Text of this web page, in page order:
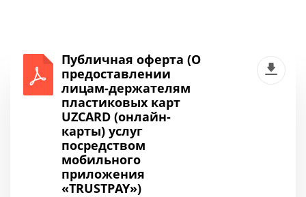
Публичная оферта (О
предоставлении
лицам-держателям
пластиковых карт
UZCARD (онлайн-
карты) услуг
посредством
мобильного
приложения
«TRUSTPAY»)